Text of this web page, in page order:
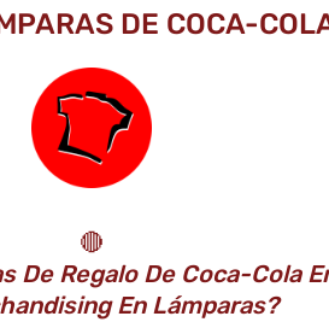
DE COCA-
🔴
Regalo De Coca-Cola
En Lámparas?